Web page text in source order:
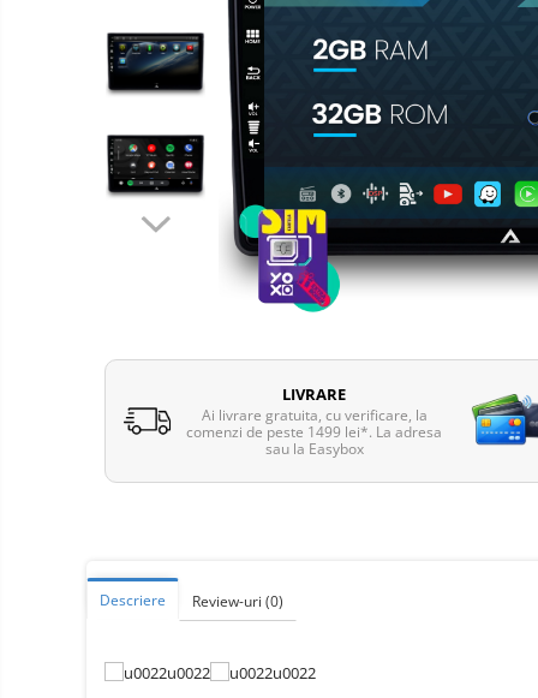
Telefoane mobile Oukitel
Telefoane mobile Ulefone
Telefoane mobile Unihertz
Telefoane mobile Cubot
Telefoane mobile Blackview
Telefoane mobile OSCAL
Telefoane mobile Fossibot
Telefoane mobile Lagenio
Telefoane mobile Samsung
Telefoane mobile iHunt
Telefoane mobile Xiaomi
Telefoane mobile AGM
Telefoane mobile ALTE
BRANDURI
laptopuri
LIVRARE
Ai livrare gratuita, cu verificare, la
comenzi de peste 1499 lei*. La adresa
sau la Easybox
Descriere Review-uri (0)